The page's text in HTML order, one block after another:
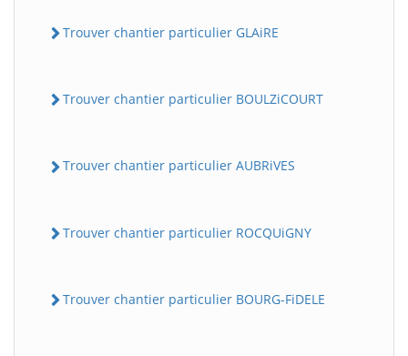
Trouver chantier particulier GLAiRE
Trouver chantier particulier BOULZiCOURT
Trouver chantier particulier AUBRiVES
Trouver chantier particulier ROCQUiGNY
Trouver chantier particulier BOURG-FiDELE